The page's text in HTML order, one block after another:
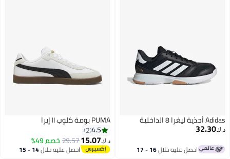
Adidas أحذية ليغرا 8 الداخلية
د.ك‏32.30
احصل عليه خلال 16 - 17
PUMA بومة كلوب II إيرا
4.5
2
د.ك‏15.07
29.57خصم 49%
احصل عليه خلال 14 - 15